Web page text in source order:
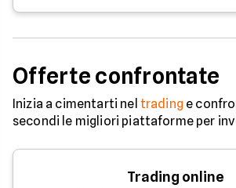
Offerte confrontate
Inizia a cimentarti nel trading e
secondi le migliori piattaforme per
Trading online